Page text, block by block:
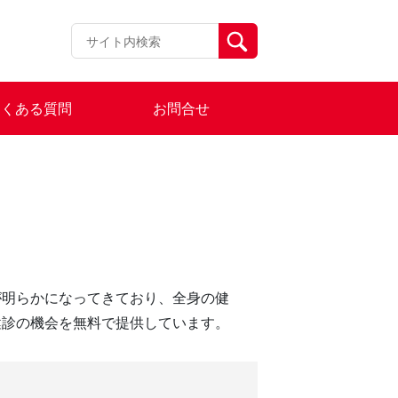
ある質問 お問合せ
らかになってきており、全身の健
の機会を無料で提供しています。